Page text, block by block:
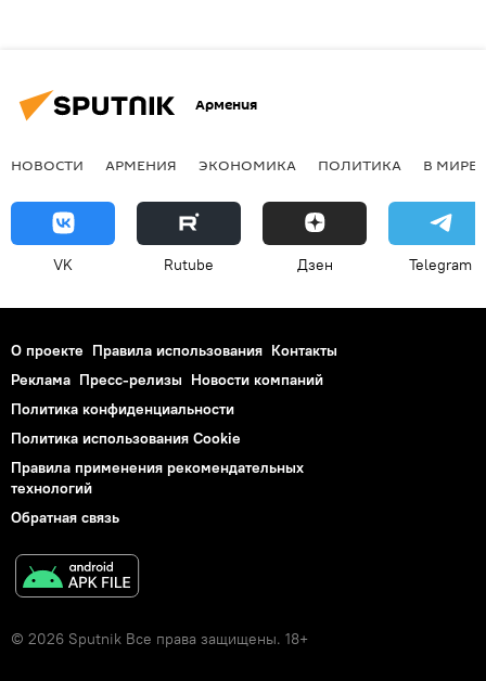
Армения
НОВОСТИ АРМЕНИЯ ЭКОНОМИКА ПОЛИТИКА В МИРЕ
VK Rutube Дзен Telegram
О проекте Правила использования Контакты
Реклама Пресс-релизы Новости компаний
Политика конфиденциальности
Политика использования Cookie
Правила применения рекомендательных
технологий
Обратная связь
© 2026 Sputnik Все права защищены. 18+